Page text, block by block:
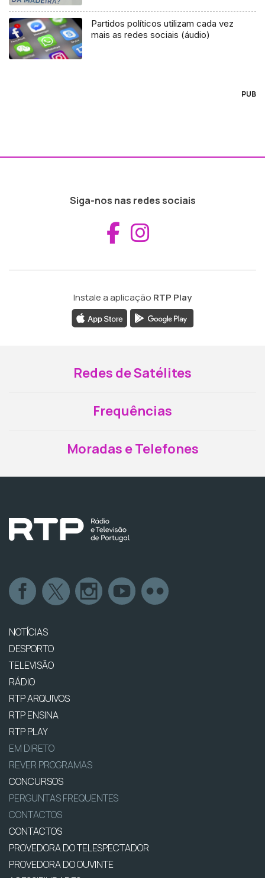
Partidos políticos utilizam cada vez
mais as redes sociais (áudio)
PUB
Siga-nos nas redes sociais
Aceder ao
Instale a aplicação RTP Play
Redes de Satélites
Frequências
Moradas e Telefones
NOTÍCIAS
DESPORTO
TELEVISÃO
RÁDIO
RTP ARQUIVOS
RTP ENSINA
RTP PLAY
EM DIRETO
REVER PROGRAMAS
CONCURSOS
PERGUNTAS FREQUENTES
CONTACTOS
CONTACTOS
PROVEDORA DO TELESPECTADOR
PROVEDORA DO OUVINTE